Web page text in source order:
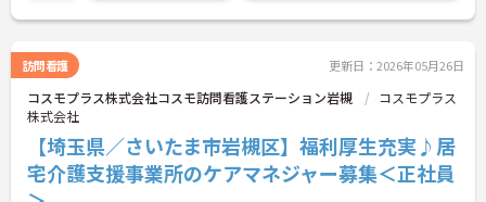
通勤らくらくです◎
に詳細をお話しいたしますのでお気軽にご相談くだ
さい！
訪問看護 更新日：2026年05月26日
コスモプラス株式会社コスモ訪問看護ステーション岩槻
コスモプラス
株式会社
【埼玉県／さいたま市岩槻区】福利厚生充実♪居
宅介護支援事業所のケアマネジャー募集＜正社員